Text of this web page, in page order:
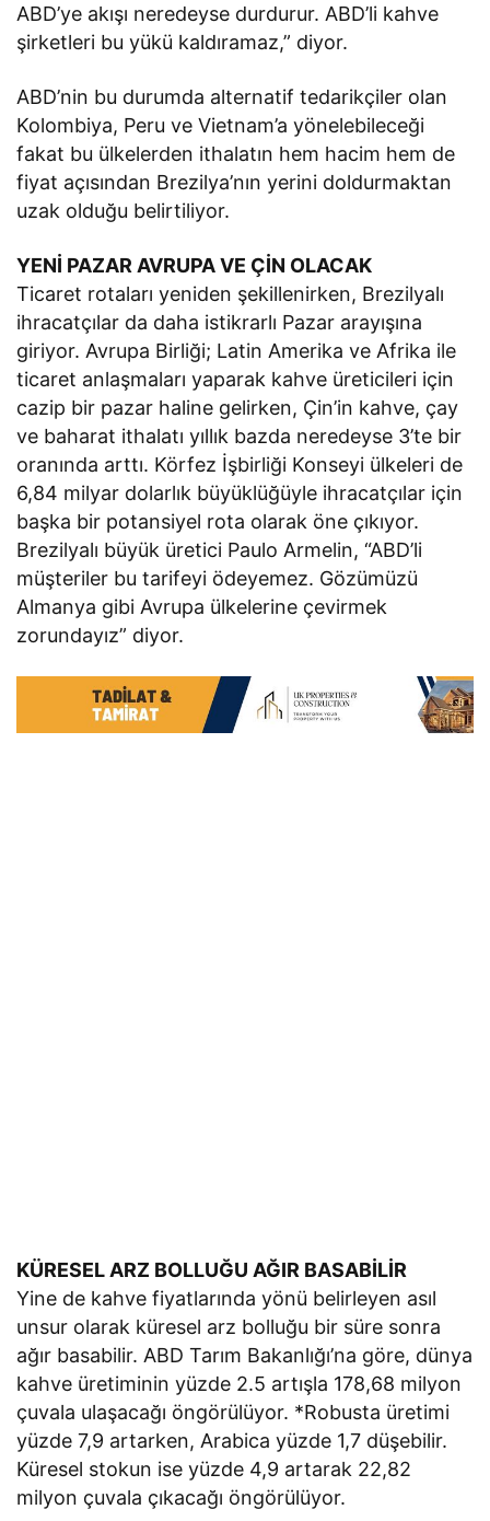
ABD’ye akışı neredeyse durdurur. ABD’li kahve
şirketleri bu yükü kaldıramaz,” diyor.
ABD’nin bu durumda alternatif tedarikçiler olan
Kolombiya, Peru ve Vietnam’a yönelebileceği
fakat bu ülkelerden ithalatın hem hacim hem de
fiyat açısından Brezilya’nın yerini doldurmaktan
uzak olduğu belirtiliyor.
YENİ PAZAR AVRUPA VE ÇİN OLACAK
Ticaret rotaları yeniden şekillenirken, Brezilyalı
ihracatçılar da daha istikrarlı Pazar arayışına
giriyor. Avrupa Birliği; Latin Amerika ve Afrika ile
ticaret anlaşmaları yaparak kahve üreticileri için
cazip bir pazar haline gelirken, Çin’in kahve, çay
ve baharat ithalatı yıllık bazda neredeyse 3’te bir
oranında arttı. Körfez İşbirliği Konseyi ülkeleri de
6,84 milyar dolarlık büyüklüğüyle ihracatçılar için
başka bir potansiyel rota olarak öne çıkıyor.
Brezilyalı büyük üretici Paulo Armelin, “ABD’li
müşteriler bu tarifeyi ödeyemez. Gözümüzü
Almanya gibi Avrupa ülkelerine çevirmek
zorundayız” diyor.
KÜRESEL ARZ BOLLUĞU AĞIR BASABİLİR
Yine de kahve fiyatlarında yönü belirleyen asıl
unsur olarak küresel arz bolluğu bir süre sonra
ağır basabilir. ABD Tarım Bakanlığı’na göre, dünya
kahve üretiminin yüzde 2.5 artışla 178,68 milyon
çuvala ulaşacağı öngörülüyor. *Robusta üretimi
yüzde 7,9 artarken, Arabica yüzde 1,7 düşebilir.
Küresel stokun ise yüzde 4,9 artarak 22,82
milyon çuvala çıkacağı öngörülüyor.